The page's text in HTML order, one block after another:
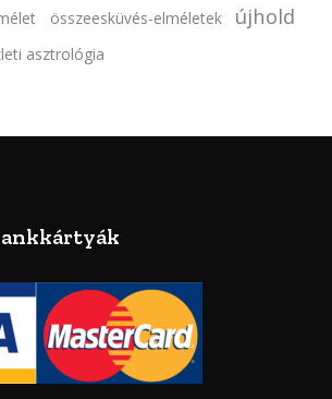
összeesküvés-elméletek újhold
asztrológia